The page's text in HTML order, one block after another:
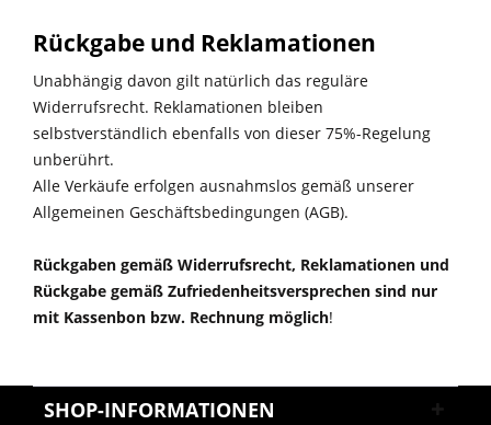
Rückgabe und Reklamationen
Unabhängig davon gilt natürlich das reguläre
Widerrufsrecht. Reklamationen bleiben
selbstverständlich ebenfalls von dieser 75%-Regelung
unberührt.
Alle Verkäufe erfolgen ausnahmslos gemäß unserer
Allgemeinen Geschäftsbedingungen (AGB).
Rückgaben gemäß Widerrufsrecht, Reklamationen und
Rückgabe gemäß Zufriedenheitsversprechen sind nur
mit Kassenbon bzw. Rechnung möglich!
SHOP-INFORMATIONEN